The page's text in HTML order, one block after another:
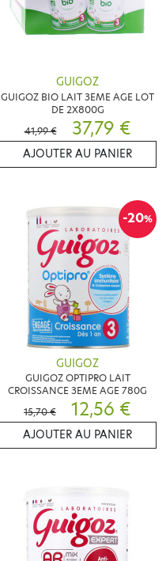
GUIGOZ
GUIGOZ BIO LAIT 3EME AGE LOT
DE 2X800G
41,99 €
37,79 €
AJOUTER AU PANIER
-20%
GUIGOZ
GUIGOZ OPTIPRO LAIT
CROISSANCE 3EME AGE 780G
15,70 €
12,56 €
AJOUTER AU PANIER